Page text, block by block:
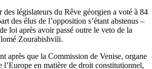
législateurs du Rêve géorgien a voté à 84
des élus de l’opposition s’étant abstenus –
loi après avoir passé outre le veto de la
Zourabishvili.
après que la Commission de Venise, organe
l’Europe en matière de droit constitutionnel,